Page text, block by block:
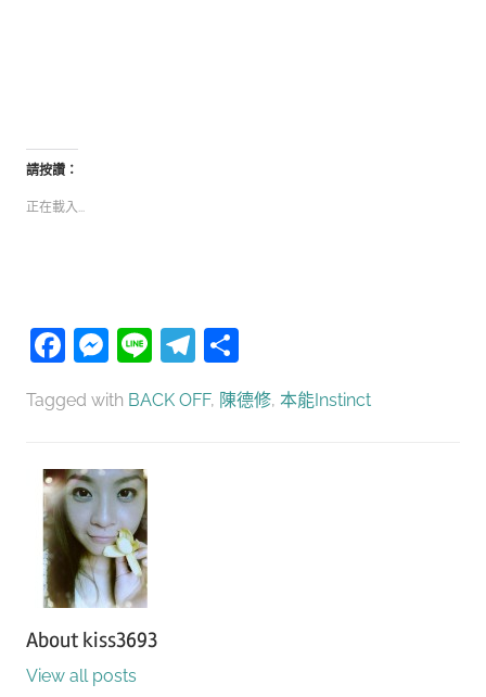
請按讚：
正在載入...
Facebook
Messenger
LineTelegram
Tagged with BACK OFF, 陳德修, 本能Instinct
About kiss3693
View all posts